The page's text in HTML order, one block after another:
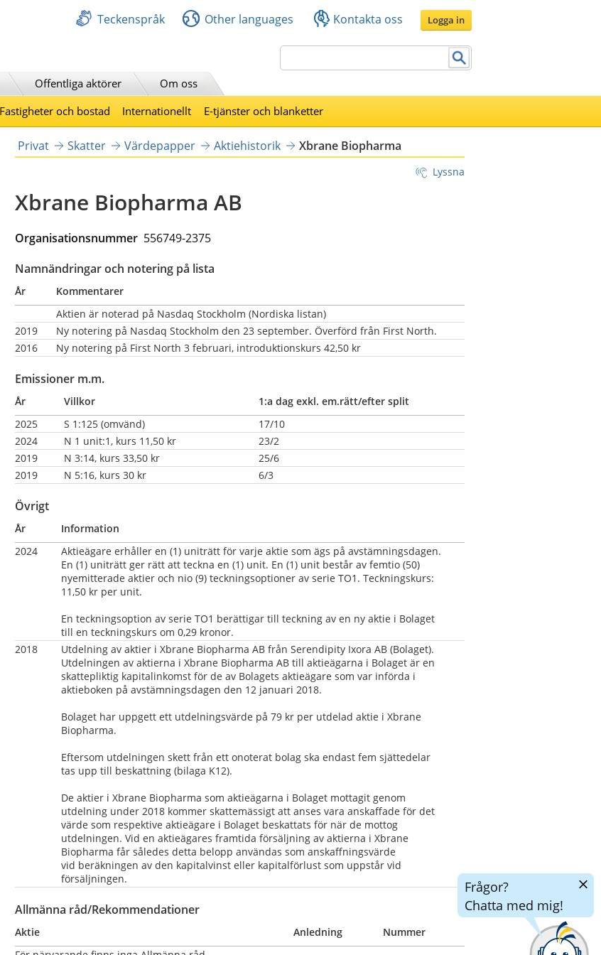
Teckenspråk Other languages Kontakta oss Logga in
Offentliga aktörer
Om oss
Fastigheter och bostad Internationellt E-tjänster och blanketter
Privat Skatter Värdepapper Aktiehistorik Xbrane Biopharma
Lyssna
Xbrane Biopharma AB
Organisationsnummer 556749-2375
Namnändringar och notering på lista
År
Kommentarer
Aktien är noterad på Nasdaq Stockholm (Nordiska listan)
2019
Ny notering på Nasdaq Stockholm den 23 september. Överförd från First North.
2016
Ny notering på First North 3 februari, introduktionskurs 42,50 kr
Emissioner m.m.
År Villkor
1:a dag exkl. em.rätt/efter split
2025
S 1:125 (omvänd)
17/10
2024
N 1 unit:1, kurs 11,50 kr
23/2
2019
N 3:14, kurs 33,50 kr
25/6
2019
N 5:16, kurs 30 kr 6/3
Övrigt
År
Information
2024
Aktieägare erhåller en (1) uniträtt för varje aktie som ägs på avstämningsdagen.
En (1) uniträtt ger rätt att teckna en (1) unit. En (1) unit består av femtio (50)
nyemitterade aktier och nio (9) teckningsoptioner av serie TO1. Teckningskurs:
11,50 kr per unit.
En teckningsoption av serie TO1 berättigar till teckning av en ny aktie i Bolaget
till en teckningskurs om 0,29 kronor.
2018
Utdelning av aktier i Xbrane Biopharma AB från Serendipity Ixora AB (Bolaget).
Utdelningen av aktierna i Xbrane Biopharma AB till aktieägarna i Bolaget är en
skattepliktig kapitalinkomst för de av Bolagets aktieägare som var införda i
aktieboken på avstämningsdagen den 12 januari 2018.
Bolaget har uppgett ett utdelningsvärde på 79 kr per utdelad aktie i Xbrane
Biopharma.
Eftersom utdelningen skett från ett onoterat bolag ska endast fem sjättedelar
tas upp till beskattning (bilaga K12).
De aktier i Xbrane Biopharma som aktieägarna i Bolaget mottagit genom
utdelning under 2018 kommer skattemässigt att anses vara anskaffade för det
värde som respektive aktieägare i Bolaget beskattats för när de mottog
utdelningen. Vid en aktieägares framtida försäljning av aktierna i Xbrane
Biopharma får således detta belopp användas som anskaffningsvärde
vid beräkningen av den kapitalvinst eller kapitalförlust som uppstår vid
försäljningen.
Allmänna råd/Rekommendationer
Aktie Anledning
Nummer
Frågor?
Chatta med mig!
Dölj